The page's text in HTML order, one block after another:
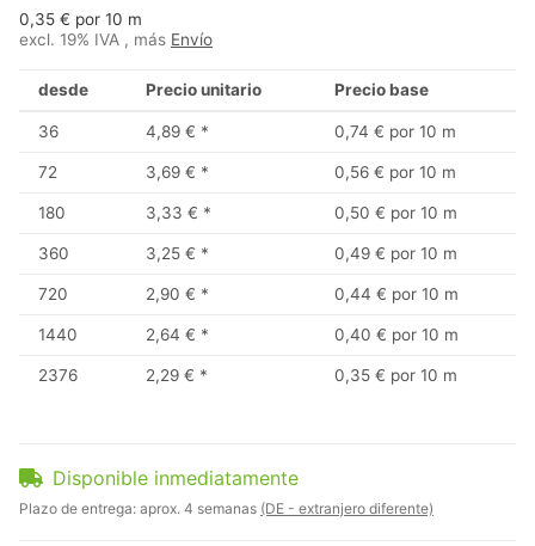
0,35 € por 10 m
excl. 19% IVA , más Envío
desde Precio unitario Precio base
36 4,89 € * 0,74 € por 10 m
72 3,69 € * 0,56 € por 10 m
180 3,33 € * 0,50 € por 10 m
360 3,25 € * 0,49 € por 10 m
720 2,90 € * 0,44 € por 10 m
1440 2,64 € * 0,40 € por 10 m
2376 2,29 € * 0,35 € por 10 m
Disponible inmediatamente
Plazo de entrega: aprox. 4 semanas (DE - extranjero diferente)